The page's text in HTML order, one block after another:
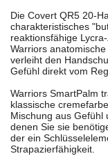
Die Covert QR5 20-
charakteristisches
reaktionsfähige
Warriors
verleiht den
Gefühl direkt vom
Warriors SmartPalm
klassische
Mischung aus Gefühl
denen Sie sie
der ein
Strapazierfähigkeit.